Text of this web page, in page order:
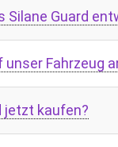
Silane Guard
unser Fahrzeug
jetzt kaufen?